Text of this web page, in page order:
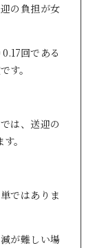
の負担が女
回である
す。
は、送迎の
。
ではありま
が難しい場